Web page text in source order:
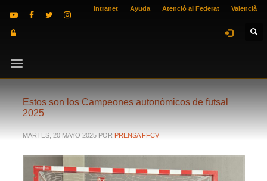
Intranet Ayuda Atenció al Federat Valencià
Estos son los Campeones autonómicos de futsal
2025
MARTES, 20 MAYO 2025 POR PRENSA FFCV